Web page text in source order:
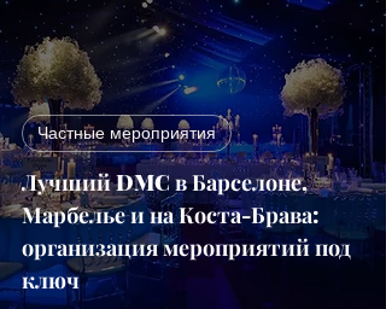
Лучший DMC в Барселоне,
Марбелье и на Коста-Брава:
организация мероприятий под
ключ
Частные мероприятия